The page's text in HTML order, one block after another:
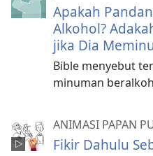
Apakah
Alkohol?
jika Dia
Bible menyebut
minuman
ANIMASI PAPAN
Fikir Dahulu